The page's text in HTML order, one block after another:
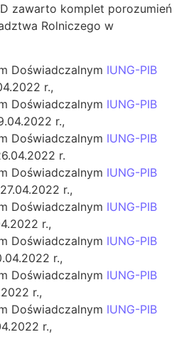
zawarto komplet porozumień
Rolniczego w
Doświadczalnym IUNG-PIB
r.,
Doświadczalnym IUNG-PIB
r.,
Doświadczalnym IUNG-PIB
r.
Doświadczalnym IUNG-PIB
r.,
Doświadczalnym IUNG-PIB
r.,
Doświadczalnym IUNG-PIB
r.,
Doświadczalnym IUNG-PIB
r.,
Doświadczalnym IUNG-PIB
r.,